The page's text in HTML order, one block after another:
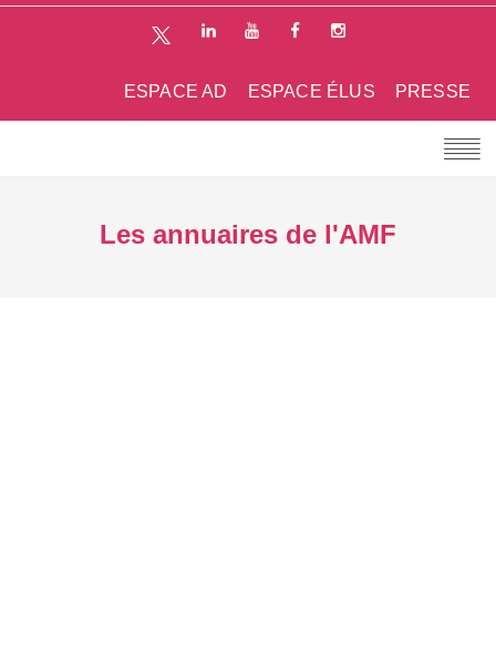
PRESSE
ESPACE ÉLUS
ESPACE AD
Les annuaires de l'AMF